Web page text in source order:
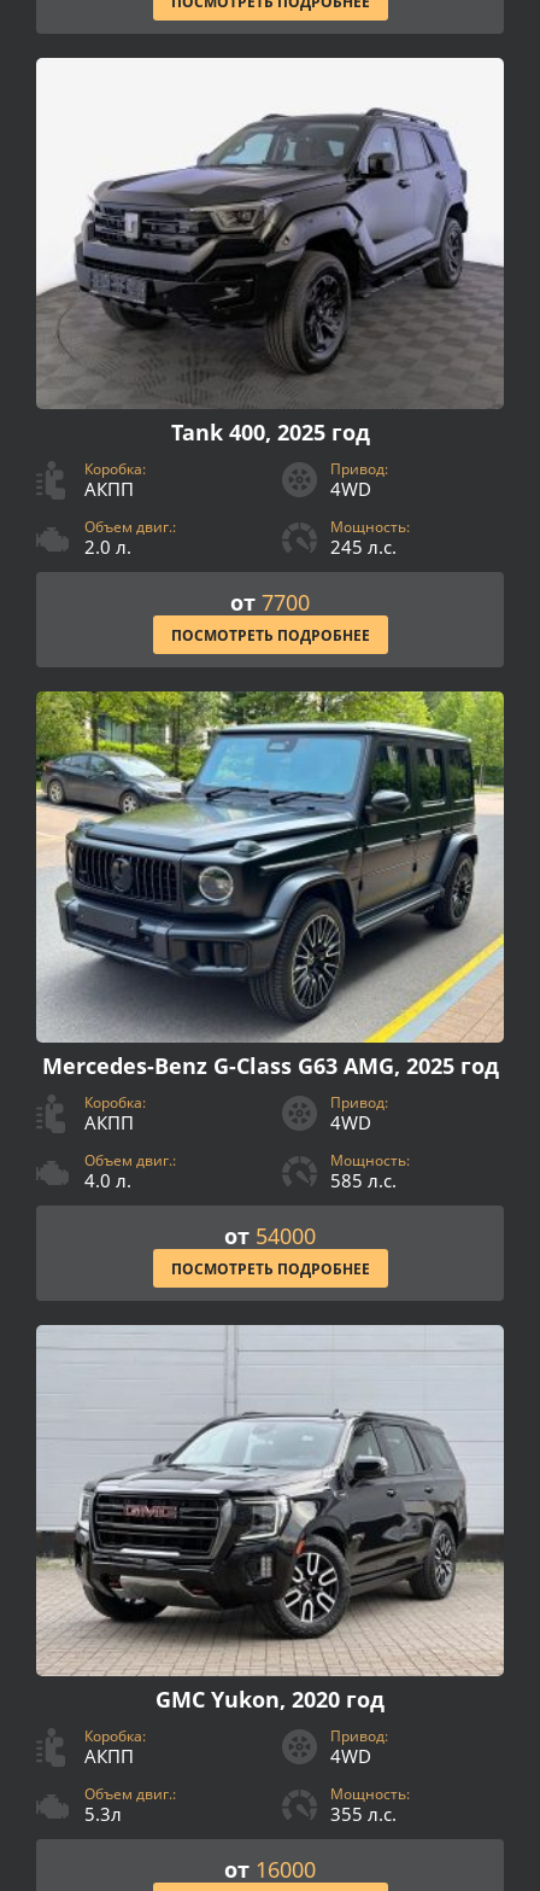
Tank 400, 2025 год
Коробка:
АКПП
Привод:
4WD
Объем двиг.:
2.0 л.
Мощность:
245 л.с.
от 7700
ПОСМОТРЕТЬ ПОДРОБНЕЕ
Mercedes-Benz G-Class G63 AMG, 2025 год
Коробка:
АКПП
Привод:
4WD
Объем двиг.:
4.0 л.
Мощность:
585 л.с.
от 54000
ПОСМОТРЕТЬ ПОДРОБНЕЕ
GMC Yukon, 2020 год
Коробка:
АКПП
Привод:
4WD
Объем двиг.:
5.3л
Мощность:
355 л.с.
от 16000